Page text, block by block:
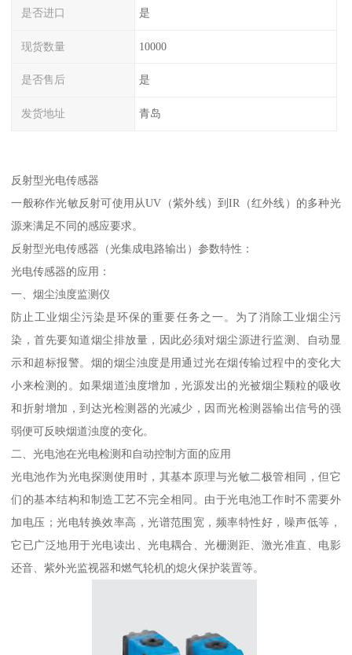
是否进口 是
现货数量 10000
是否售后 是
发货地址 青岛
反射型光电传感器
一般称作光敏反射可使用从UV（紫外线）到IR（红外线）的多种光
源来满足不同的感应要求。
反射型光电传感器（光集成电路输出）参数特性：
光电传感器的应用：
一、烟尘浊度监测仪
防止工业烟尘污染是环保的重要任务之一。为了消除工业烟尘污
染，首先要知道烟尘排放量，因此必须对烟尘源进行监测、自动显
示和超标报警。烟的烟尘浊度是用通过光在烟传输过程中的变化大
小来检测的。如果烟道浊度增加，光源发出的光被烟尘颗粒的吸收
和折射增加，到达光检测器的光减少，因而光检测器输出信号的强
弱便可反映烟道浊度的变化。
二、光电池在光电检测和自动控制方面的应用
光电池作为光电探测使用时，其基本原理与光敏二极管相同，但它
们的基本结构和制造工艺不完全相同。由于光电池工作时不需要外
加电压；光电转换效率高，光谱范围宽，频率特性好，噪声低等，
它已广泛地用于光电读出、光电耦合、光栅测距、激光准直、电影
还音、紫外光监视器和燃气轮机的熄火保护装置等。